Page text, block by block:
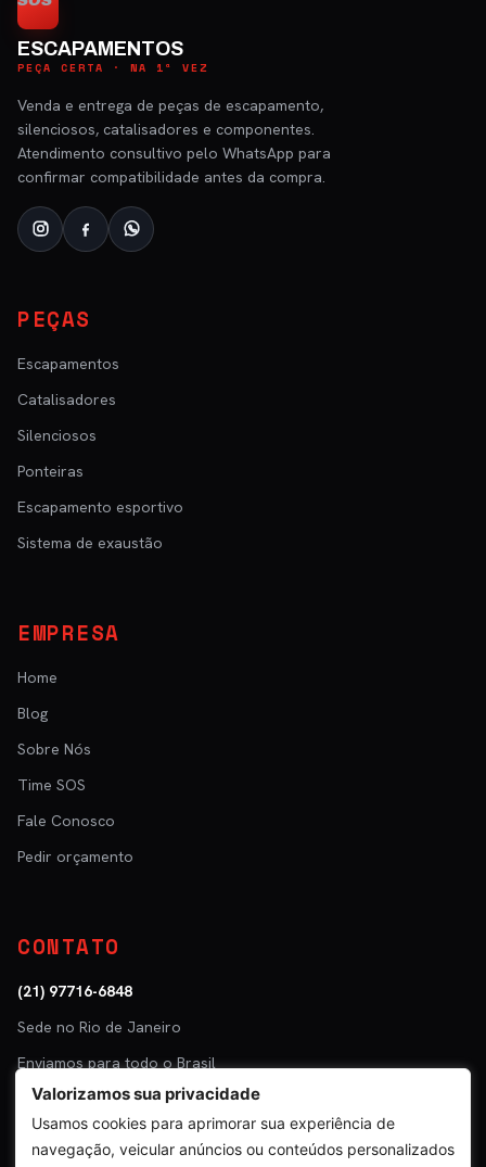
Valorizamos sua privacidade
Usamos cookies para aprimorar sua experiência de
navegação, veicular anúncios ou conteúdos personalizados
ESCAPAMENTOS
PEÇA CERTA · NA 1ª VEZ
Venda e entrega de peças de escapamento,
silenciosos, catalisadores e componentes.
Atendimento consultivo pelo WhatsApp para
confirmar compatibilidade antes da compra.
PEÇAS
Escapamentos
Catalisadores
Silenciosos
Ponteiras
Escapamento esportivo
Sistema de exaustão
EMPRESA
Home
Blog
Sobre Nós
Time SOS
Fale Conosco
Pedir orçamento
CONTATO
(21) 97716-6848
Sede no Rio de Janeiro
Enviamos para todo o Brasil
Parceiro: Tuper · Mastra